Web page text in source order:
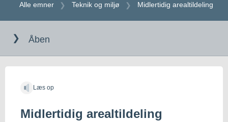
Kalaallisut
Alle emner Teknik og miljø Midlertidig arealtildeling
indholdet
Åben
Læs op
Midlertidig arealtildeling